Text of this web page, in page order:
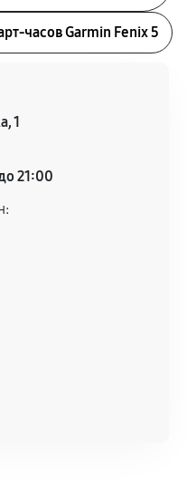
часов Garmin Fenix 5
1
21:00